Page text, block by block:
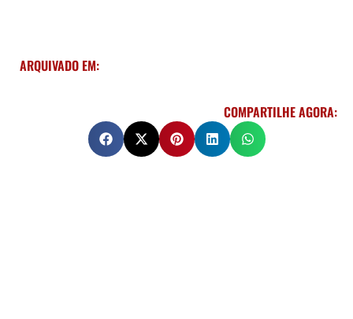
ARQUIVADO EM:
COMPARTILHE AGORA: